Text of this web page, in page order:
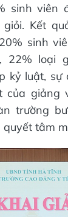
sinh viên
Kết
sinh
22% loại
kỷ luật, sự
của giảng
trường
quyết tâm